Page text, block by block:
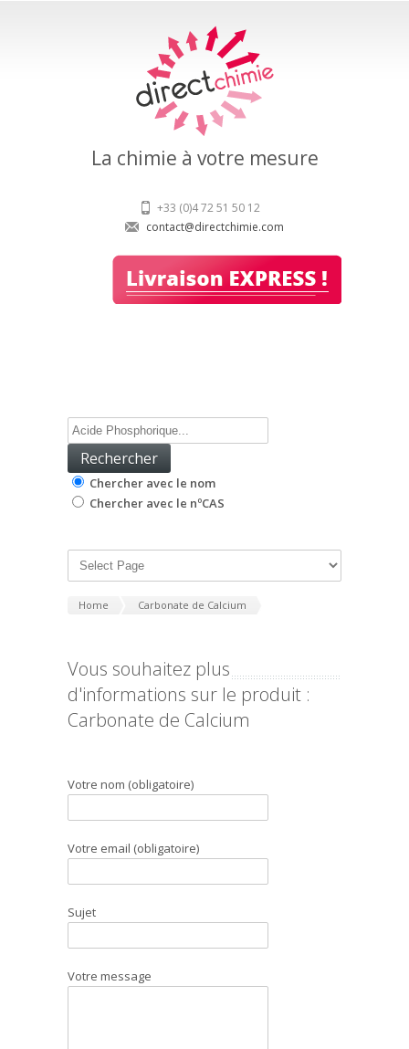
La chimie à votre mesure
+33 (0)4 72 51 50 12
contact@directchimie.com
Chercher avec le nom
Chercher avec le nºCAS
Home Carbonate de Calcium
Vous souhaitez plus
d'informations sur le produit :
Carbonate de Calcium
Votre nom (obligatoire)
Votre email (obligatoire)
Sujet
Votre message